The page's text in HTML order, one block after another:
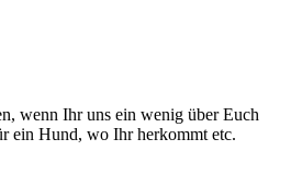
wenn Ihr uns ein wenig über Euch
ein Hund, wo Ihr herkommt etc.